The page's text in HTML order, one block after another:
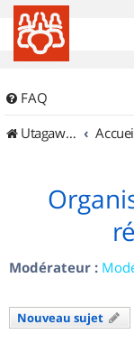
FAQ
UtagawaVTT (Randos VTT et VTTAE avec traces GPS)
Modérateur :
Nouveau sujet